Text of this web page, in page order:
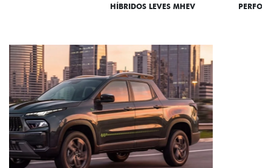
HÍBRIDOS LEVES MHEV